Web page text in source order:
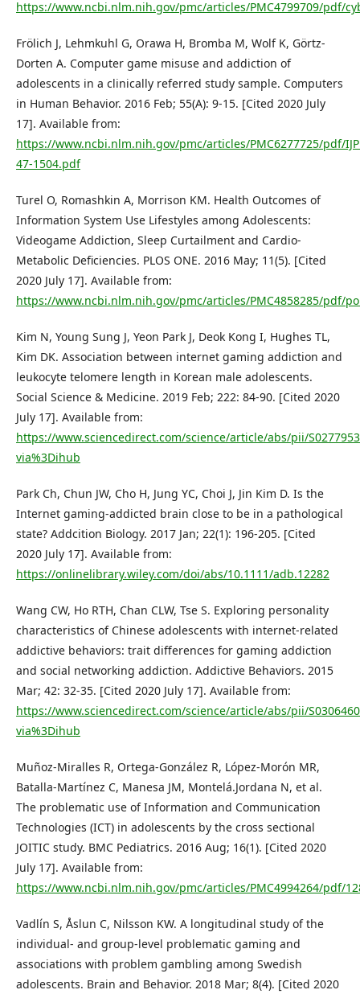
https://www.ncbi.nlm.nih.gov/pmc/articles/PMC4799709/pdf/
Frölich J, Lehmkuhl G, Orawa H, Bromba M, Wolf K, Görtz-
Dorten A. Computer game misuse and addiction of
adolescents in a clinically referred study sample. Computers
in Human Behavior. 2016 Feb; 55(A): 9-15. [Cited 2020 July
17]. Available from:
https://www.ncbi.nlm.nih.gov/pmc/articles/PMC6277725/pdf/
47-1504.pdf
Turel O, Romashkin A, Morrison KM. Health Outcomes of
Information System Use Lifestyles among Adolescents:
Videogame Addiction, Sleep Curtailment and Cardio-
Metabolic Deficiencies. PLOS ONE. 2016 May; 11(5). [Cited
2020 July 17]. Available from:
https://www.ncbi.nlm.nih.gov/pmc/articles/PMC4858285/pdf/
Kim N, Young Sung J, Yeon Park J, Deok Kong I, Hughes TL,
Kim DK. Association between internet gaming addiction and
leukocyte telomere length in Korean male adolescents.
Social Science & Medicine. 2019 Feb; 222: 84-90. [Cited 2020
July 17]. Available from:
https://www.sciencedirect.com/science/article/abs/pii/
via%3Dihub
Park Ch, Chun JW, Cho H, Jung YC, Choi J, Jin Kim D. Is the
Internet gaming-addicted brain close to be in a pathological
state? Addcition Biology. 2017 Jan; 22(1): 196-205. [Cited
2020 July 17]. Available from:
https://onlinelibrary.wiley.com/doi/abs/10.1111/adb.12282
Wang CW, Ho RTH, Chan CLW, Tse S. Exploring personality
characteristics of Chinese adolescents with internet-related
addictive behaviors: trait differences for gaming addiction
and social networking addiction. Addictive Behaviors. 2015
Mar; 42: 32-35. [Cited 2020 July 17]. Available from:
https://www.sciencedirect.com/science/article/abs/pii/
via%3Dihub
Muñoz-Miralles R, Ortega-González R, López-Morón MR,
Batalla-Martínez C, Manesa JM, Montelá.Jordana N, et al.
The problematic use of Information and Communication
Technologies (ICT) in adolescents by the cross sectional
JOITIC study. BMC Pediatrics. 2016 Aug; 16(1). [Cited 2020
July 17]. Available from:
https://www.ncbi.nlm.nih.gov/pmc/articles/PMC4994264/pdf/
Vadlín S, Åslun C, Nilsson KW. A longitudinal study of the
individual- and group-level problematic gaming and
associations with problem gambling among Swedish
adolescents. Brain and Behavior. 2018 Mar; 8(4). [Cited 2020